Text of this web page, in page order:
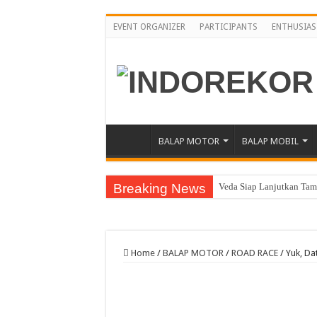
EVENT ORGANIZER PARTICIPANTS
BALAP MOTOR BALAP MOBIL
Breaking News Veda Siap Lanjutkan
Awali Paruh Kedua
Home / BALAP MOTOR / ROAD RACE / Yuk,